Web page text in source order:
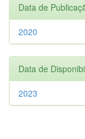
Data de
2020
Data de
2023